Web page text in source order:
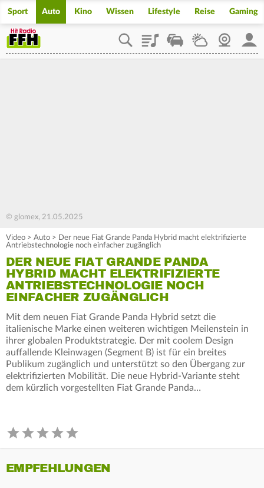
Sport Auto Kino Wissen Lifestyle Reise Gaming
PlaylistStaupilotWetterWebcam
© glomex, 21.05.2025
Video > Auto > Der neue Fiat Grande Panda Hybrid macht elektrifizierte
Antriebstechnologie noch einfacher zugänglich
DER NEUE FIAT GRANDE PANDA
HYBRID MACHT ELEKTRIFIZIERTE
ANTRIEBSTECHNOLOGIE NOCH
EINFACHER ZUGÄNGLICH
Mit dem neuen Fiat Grande Panda Hybrid setzt die
italienische Marke einen weiteren wichtigen Meilenstein in
ihrer globalen Produktstrategie. Der mit coolem Design
auffallende Kleinwagen (Segment B) ist für ein breites
Publikum zugänglich und unterstützt so den Übergang zur
elektrifizierten Mobilität. Die neue Hybrid-Variante steht
dem kürzlich vorgestellten Fiat Grande Panda…
EMPFEHLUNGEN